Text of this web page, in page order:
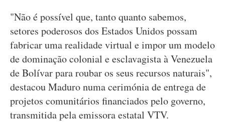
"Não é possível que, tanto quanto sabemos,
setores poderosos dos Estados Unidos possam
fabricar uma realidade virtual e impor um modelo
de dominação colonial e esclavagista à Venezuela
de Bolívar para roubar os seus recursos naturais",
destacou Maduro numa cerimónia de entrega de
projetos comunitários financiados pelo governo,
transmitida pela emissora estatal VTV.